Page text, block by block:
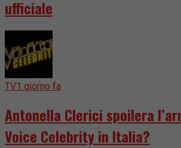
ufficiale
TV1 giorno fa
Antonella Clerici spoilera
Voice Celebrity in Italia?